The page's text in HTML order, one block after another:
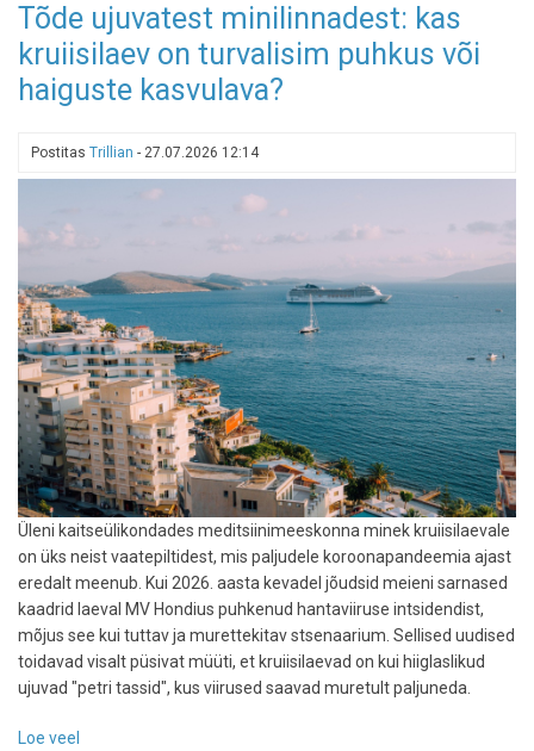
rannikul
avab
uksed
Kurro
Tõde ujuvatest minilinnadest: kas
kruiisilaev on turvalisim puhkus või
haiguste kasvulava?
Postitas Trillian - 27.07.2026 12:14
Üleni kaitseülikondades meditsiinimeeskonna minek kruiisilaevale
on üks neist vaatepiltidest, mis paljudele koroonapandeemia ajast
eredalt meenub. Kui 2026. aasta kevadel jõudsid meieni sarnased
kaadrid laeval MV Hondius puhkenud hantaviiruse intsidendist,
mõjus see kui tuttav ja murettekitav stsenaarium. Sellised uudised
toidavad visalt püsivat müüti, et kruiisilaevad on kui hiiglaslikud
ujuvad "petri tassid", kus viirused saavad muretult paljuneda.
Loe veel